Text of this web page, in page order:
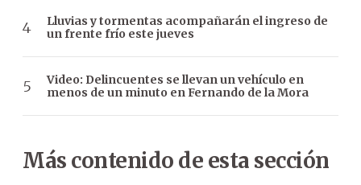
Lluvias y tormentas acompañarán el ingreso de
un frente frío este jueves
Video: Delincuentes se llevan un vehículo en
menos de un minuto en Fernando de la Mora
Más contenido de esta sección